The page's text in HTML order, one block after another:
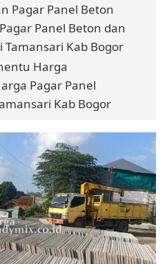
Pagar Panel Beton
Panel Beton dan
Tamansari Kab Bogor
Harga
Pagar Panel
Kab Bogor